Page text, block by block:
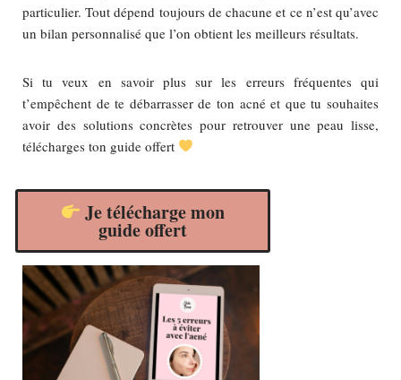
particulier. Tout dépend toujours de chacune et ce n’est qu’avec
un bilan personnalisé que l’on obtient les meilleurs résultats.
Si tu veux en savoir plus sur les erreurs fréquentes qui
t’empêchent de te débarrasser de ton acné et que tu souhaites
avoir des solutions concrètes pour retrouver une peau lisse,
télécharges ton guide offert
Je télécharge mon
guide offert